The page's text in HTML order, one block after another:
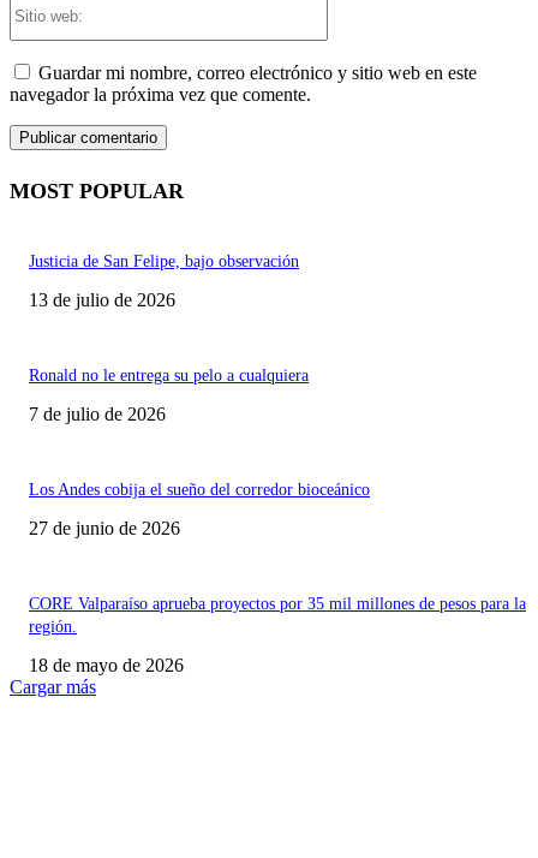
Guardar mi nombre, correo electrónico y sitio web en este
navegador la próxima vez que comente.
MOST POPULAR
Justicia de San Felipe, bajo observación
13 de julio de 2026
Ronald no le entrega su pelo a cualquiera
7 de julio de 2026
Los Andes cobija el sueño del corredor bioceánico
27 de junio de 2026
CORE Valparaíso aprueba proyectos por 35 mil millones de pesos para la
región.
18 de mayo de 2026
Cargar más